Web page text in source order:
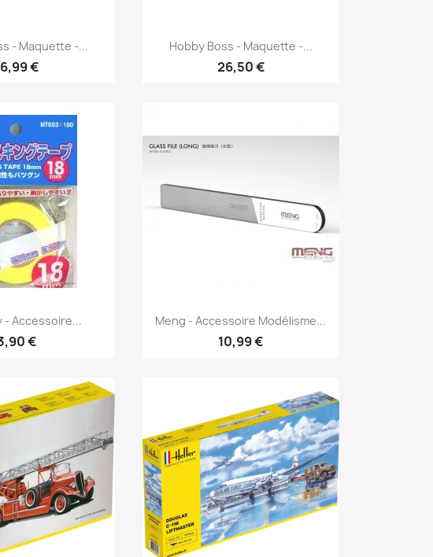
rapide
- Maquette -...
€
Aperçu rapide
Hobby Boss - Maquette -...
26,50 €
rapide
- Accessoire...
€
Aperçu rapide
Meng - Accessoire Modélisme...
10,99 €